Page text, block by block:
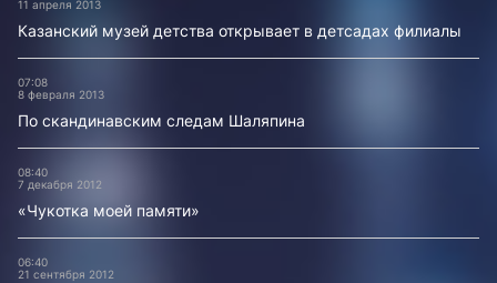
11 апреля 2013
Казанский музей детства открывает в детсадах филиалы
07:08
8 февраля 2013
По скандинавским следам Шаляпина
08:40
7 декабря 2012
«Чукотка моей памяти»
06:40
21 сентября 2012